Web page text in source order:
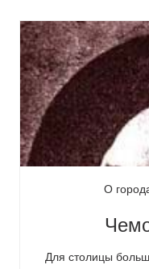
О
Для столицы